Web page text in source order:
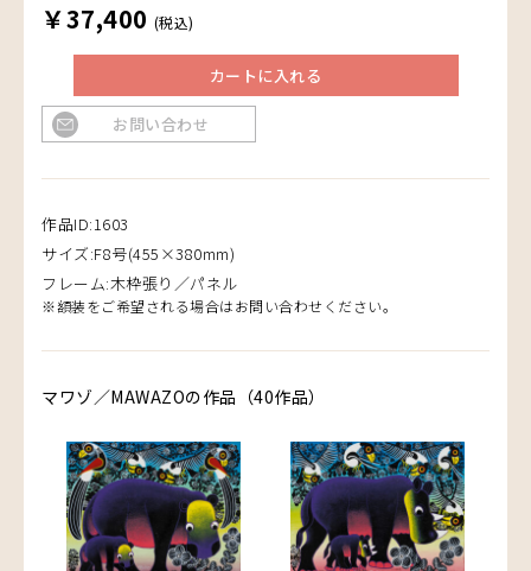
￥37,400 (税込)
カートに入れる
お問い合わせ
作品ID:1603
サイズ:F8号(455×380mm)
フレーム:木枠張り／パネル
※額装をご希望される場合はお問い合わせください。
マワゾ／MAWAZOの作品（40作品）